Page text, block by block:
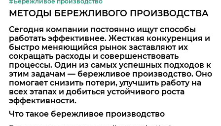
МЕТОДЫ БЕРЕЖЛИВОГО ПРОИЗВОДСТВА
Сегодня компании постоянно ищут способы
работать эффективнее. Жесткая конкуренция и
быстро меняющийся рынок заставляют их
сокращать расходы и совершенствовать
процессы. Один из самых успешных подходов к
этим задачам — бережливое производство. Оно
помогает снизить потери, улучшить работу на
всех этапах и добиться устойчивого роста
эффективности.
Что такое бережливое производство